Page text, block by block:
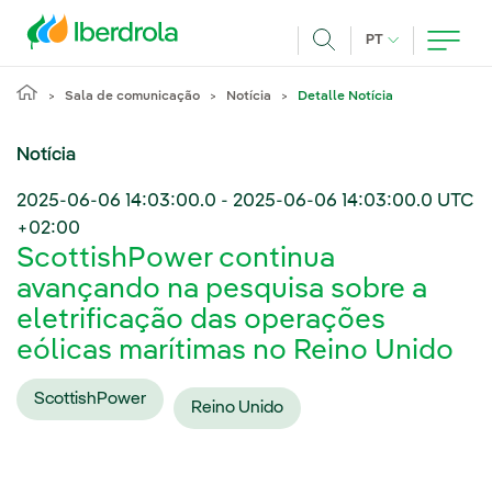
PT IDIOMA ATUAL,
Sala de comunicação Notícia Detalle Notícia
Notícia
2025-06-06 14:03:00.0 - 2025-06-06 14:03:00.0 UTC
+02:00
ScottishPower continua
avançando na pesquisa sobre a
eletrificação das operações
eólicas marítimas no Reino Unido
ScottishPower Reino Unido